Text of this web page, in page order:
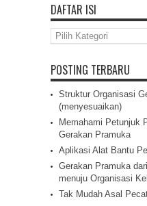
DAFTAR ISI
Daftar
Isi
POSTING TERBARU
Struktur Organisasi
(menyesuaikan)
Memahami Petunjuk
Gerakan Pramuka
Aplikasi Alat Bantu
Gerakan Pramuka
menuju Organisasi
Tak Mudah Asal